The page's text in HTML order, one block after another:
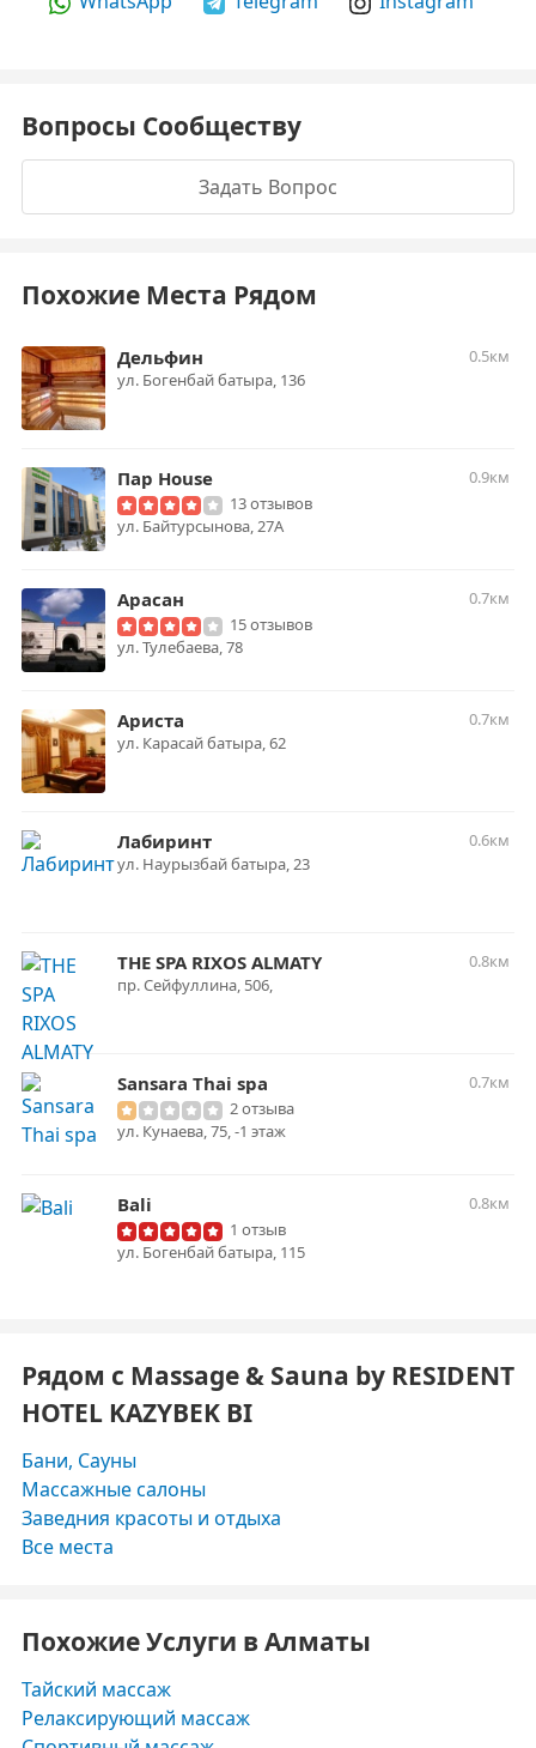
Вопросы Сообществу
Задать Вопрос
Похожие Места Рядом
Дельфин
0.5км
ул. Богенбай батыра, 136
Пар House
0.9км
13 отзывов
ул. Байтурсынова, 27А
Арасан
0.7км
15 отзывов
ул. Тулебаева, 78
Ариста
0.7км
ул. Карасай батыра, 62
Лабиринт
0.6км
ул. Наурызбай батыра, 23
THE SPA RIXOS ALMATY
0.8км
пр. Сейфуллина, 506,
Sansara Thai spa
0.7км
2 отзыва
ул. Кунаева, 75, -1 этаж
Bali
0.8км
1 отзыв
ул. Богенбай батыра, 115
Рядом с Massage & Sauna by RESIDENT
HOTEL KAZYBEK BI
Бани, Сауны
Массажные салоны
Заведния красоты и отдыха
Все места
Похожие Услуги в Алматы
Тайский массаж
Релаксирующий массаж